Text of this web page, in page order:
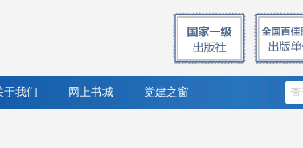
于我们 网上书城 党建之窗